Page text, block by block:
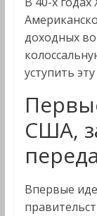
доходных
уступить
США,
Впервые